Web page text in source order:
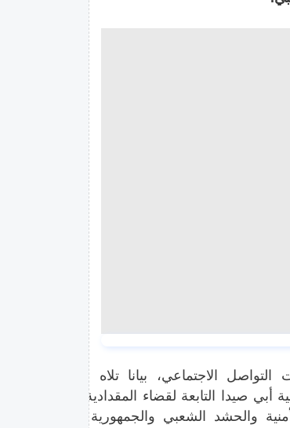
الاجتماعي، بيانا تلاه ممثل عن
صيدا التابعة لقضاء المقدادية قال فيه:
والحشد الشعبي والجمهورية الإسلامية